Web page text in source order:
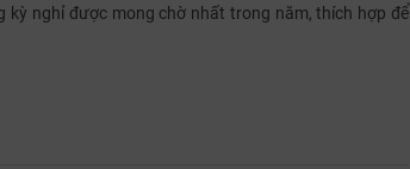
nghỉ được mong chờ nhất trong năm, thích hợp để
NGAY